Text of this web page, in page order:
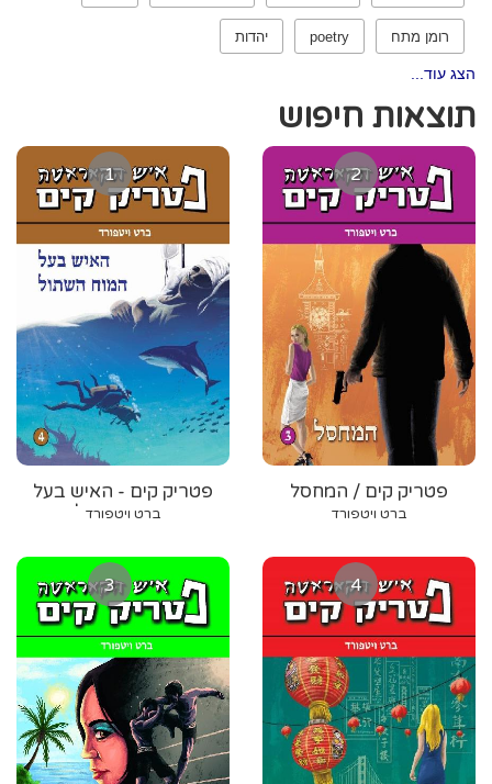
רומן מתח poetry יהדות
הצג עוד...
תוצאות חיפוש
1
פטריק קים - האיש בעל
המוח השתול
ברט ויטפורד
2
פטריק קים / המחסל
ברט ויטפורד
3 4